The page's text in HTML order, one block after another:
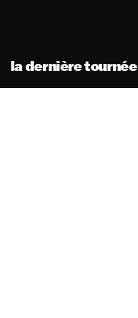
la dernière tournée